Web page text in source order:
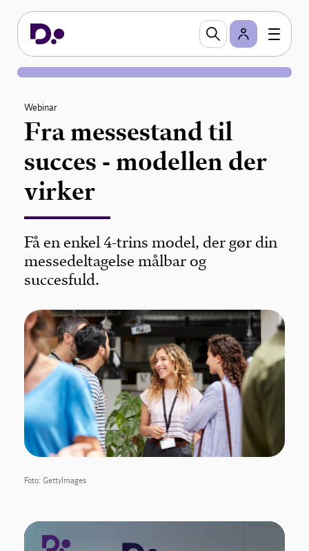
Webinar
Fra messestand til
succes - modellen der
virker
Få en enkel 4-trins model, der gør din
messedeltagelse målbar og
succesfuld.
Foto: GettyImages